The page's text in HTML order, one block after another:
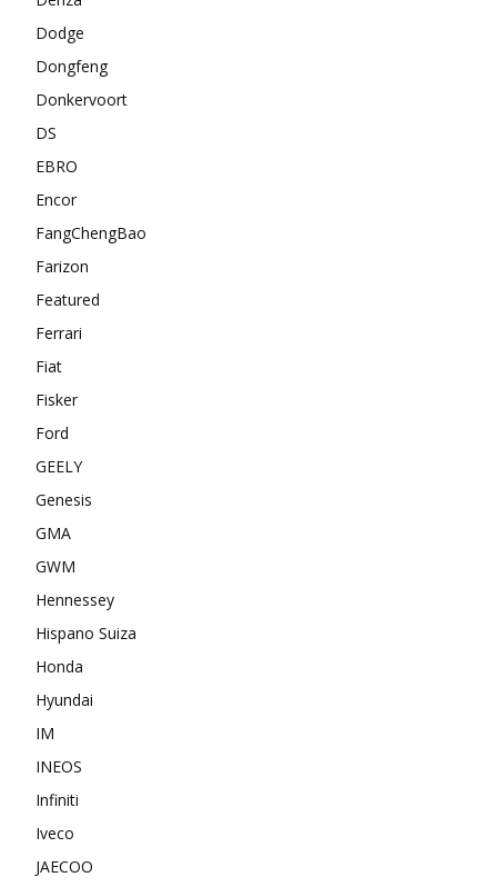
Dodge
Dongfeng
Donkervoort
DS
EBRO
Encor
FangChengBao
Farizon
Featured
Ferrari
Fiat
Fisker
Ford
GEELY
Genesis
GMA
GWM
Hennessey
Hispano Suiza
Honda
Hyundai
IM
INEOS
Infiniti
Iveco
JAECOO